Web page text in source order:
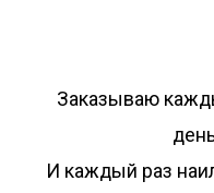
Заказываю
И каждый раз